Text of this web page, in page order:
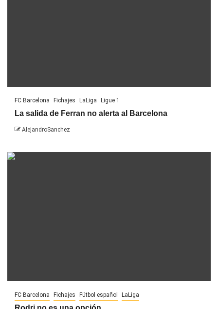
FC Barcelona Fichajes LaLiga Ligue 1
La salida de Ferran no alerta al Barcelona
AlejandroSanchez
FC Barcelona Fichajes Fútbol español LaLiga